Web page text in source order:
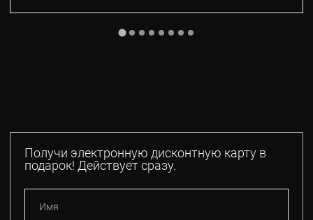
Получи электронную дисконтную карту в
подарок! Действует сразу.